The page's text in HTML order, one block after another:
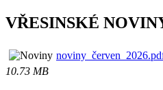
VŘESINSKÉ
10.73 MB